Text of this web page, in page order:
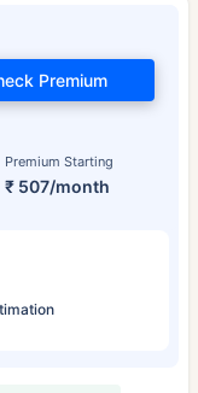
Premium Starting
₹ 507/month
Premium